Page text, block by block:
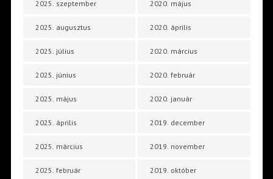
2025. szeptember
2025. augusztus
2025. július
2025. június
2025. május
2025. április
2025. március
2025. február
2020. május
2020. április
2020. március
2020. február
2020. január
2019. december
2019. november
2019. október